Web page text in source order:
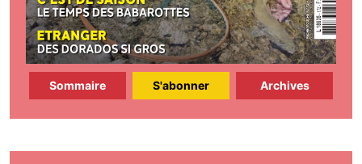
Sommaire S'abonner Archives